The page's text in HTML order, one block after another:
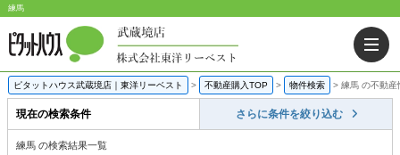
練馬
ピタットハウス武蔵境店｜東洋リーベスト > 不動産購入TOP > 物件検索 > 練馬 の不動産
現在の検索条件 さらに条件を絞り込む
練馬 の検索結果一覧